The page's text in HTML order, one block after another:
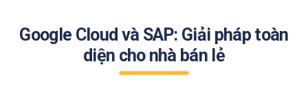
Google Cloud và SAP: Giải pháp toàn
diện cho nhà bán lẻ